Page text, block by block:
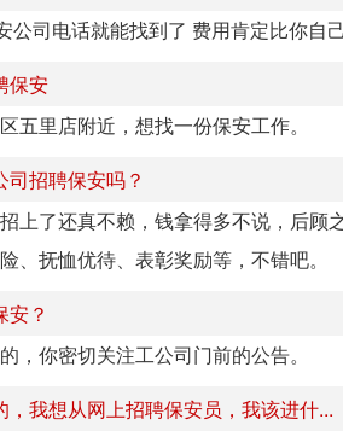
公司电话就能找到了 费用肯定比你自
保安
五里店附近，想找一份保安工作。
招聘保安吗？
上了还真不赖，钱拿得多不说，后
、抚恤优待、表彰奖励等，不错吧。
安？
，你密切关注工公司门前的公告。
，我想从网上招聘保安员，我该进什...